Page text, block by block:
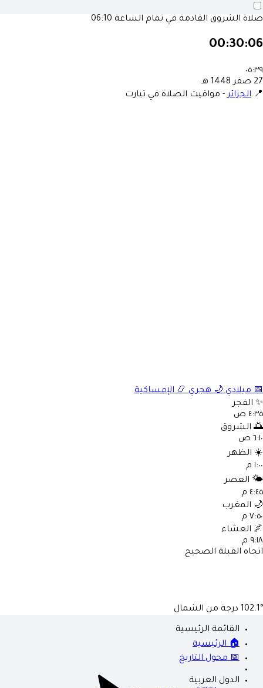
صلاة الشروق القادمة في تمام الساعة 06:10
00:30:06
٠٥:٣٩
27 صفر 1448 هـ
📍 الجزائر- مواقيت الصلاة في تيارت
📅 ميلادي 🌙 هجري 📿 الإمساكية
✨ الفجر
٤:٣٥ ص
🌅 الشروق
٦:١٠ ص
☀️ الظهر
١:٠٠ م
🌤️ العصر
٤:٤٥ م
🌙 المغرب
٧:٥٠ م
🌌 العشاء
٩:١٨ م
اتجاه القبلة الصحيح
102.1° درجة من الشمال
القائمة الرئيسية
🏠 الرئيسية
📅 محول التاريخ
الدول العربية